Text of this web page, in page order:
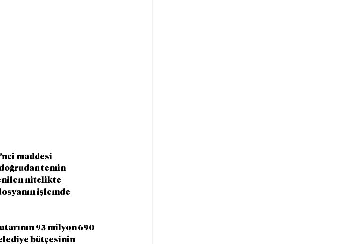
maddesi
doğrudan temin
nitelikte
işlemde
93 milyon 690
bütçesinin